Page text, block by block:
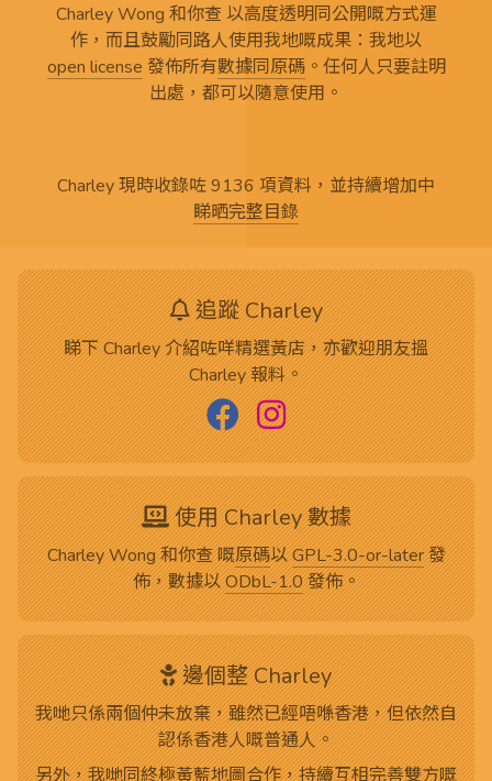
Charley Wong 和你查 以高度透明同公開嘅方式運
作，而且鼓勵同路人使用我地嘅成果：我地以
open license 發佈所有數據同原碼。任何人只要註明
出處，都可以隨意使用。
Charley 現時收錄咗 9136 項資料，並持續增加中
睇晒完整目錄
追蹤 Charley
睇下 Charley 介紹咗咩精選黃店，亦歡迎朋友搵
Charley 報料。
使用 Charley 數據
Charley Wong 和你查 嘅原碼以GPL-3.0-or-later發
佈，數據以ODbL-1.0發佈。
邊個整 Charley
我哋只係兩個仲未放棄，雖然已經唔喺香港，但依然自
認係香港人嘅普通人。
另外，我哋同終極黃藍地圖合作，持續互相完善雙方嘅